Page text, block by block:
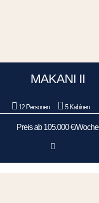
MAKANI II
12 Personen 5 Kabinen
Preis ab 105.000 €/Woche